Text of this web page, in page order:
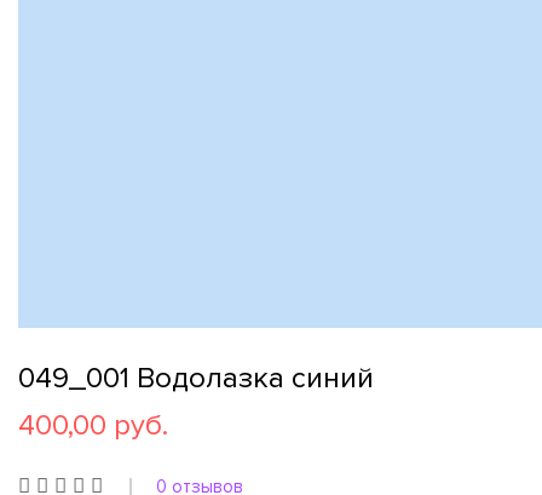
049_001 Водолазка синий
400,00 руб.
0 отзывов